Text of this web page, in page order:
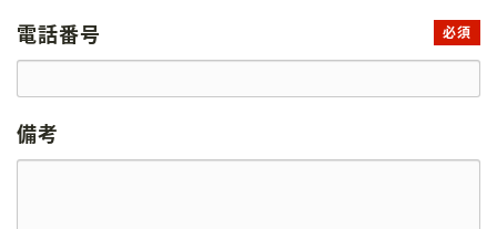
電話番号 必須
備考